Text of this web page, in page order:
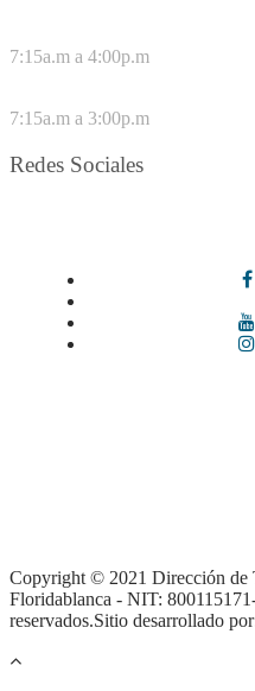
7:15a.m a 4:00p.m
7:15a.m a 3:00p.m
Redes Sociales
Copyright © 2021 Dirección de
Floridablanca - NIT:
reservados.Sitio desarrollado